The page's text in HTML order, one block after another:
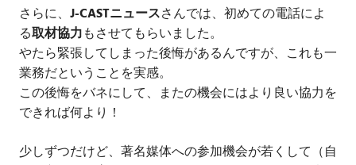
さらに、 J-CASTニュースさんでは、初めての電話によ
る取材協力もさせてもらいました。
やたら緊張してしまった後悔があるんですが、これも一
業務だということを実感。
この後悔をバネにして、またの機会にはより良い協力を
できれば何より！
少しずつだけど、著名媒体への参加機会が若くして（自